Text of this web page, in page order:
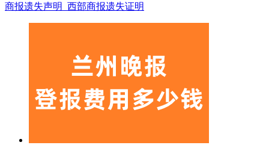
商报遗失声明_西部商报遗失证明